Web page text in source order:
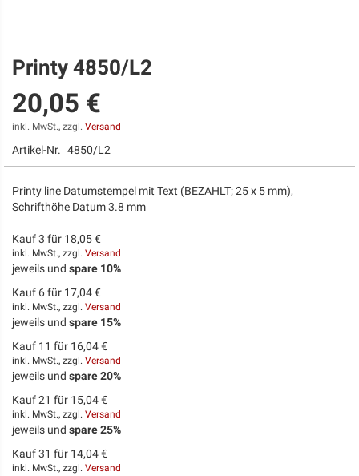
Zum
der
Bildgalerie
springen
Printy 4850/L2
20,05 €
inkl. MwSt., zzgl. Versand
Artikel-Nr. 4850/L2
Printy line Datumstempel mit Text (BEZAHLT; 25 x 5 mm),
Schrifthöhe Datum 3.8 mm
Kauf 3 für 18,05 €
inkl. MwSt., zzgl. Versand
jeweils und spare 10%
Kauf 6 für 17,04 €
inkl. MwSt., zzgl. Versand
jeweils und spare 15%
Kauf 11 für 16,04 €
inkl. MwSt., zzgl. Versand
jeweils und spare20%
Kauf 21 für 15,04 €
inkl. MwSt., zzgl. Versand
jeweils und spare25%
Kauf 31 für 14,04 €
inkl. MwSt., zzgl. Versand